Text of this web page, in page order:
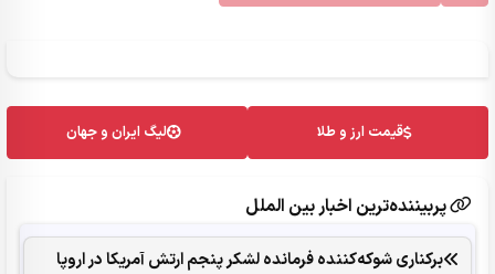
قیمت ارز و طلا لیگ ایران و جهان
پربیننده‌ترین اخبار بین الملل
برکناری شوکه‌کننده فرمانده لشکر پنجم ارتش آمریکا در اروپا